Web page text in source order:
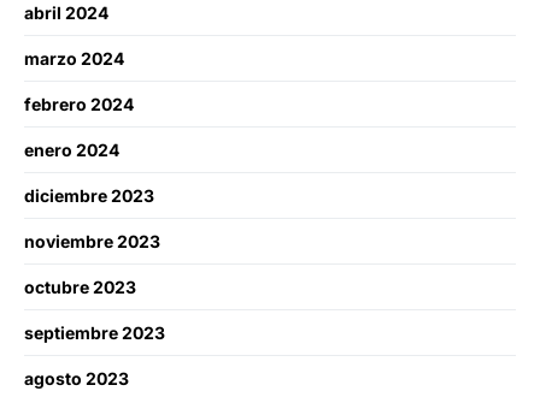
abril 2024
marzo 2024
febrero 2024
enero 2024
diciembre 2023
noviembre 2023
octubre 2023
septiembre 2023
agosto 2023